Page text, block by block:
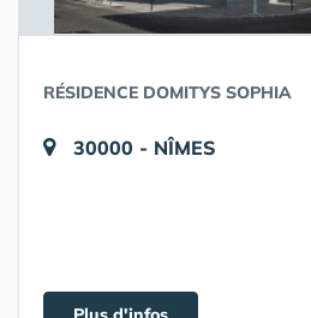
RÉSIDENCE DOMITYS SOPHIA
30000 - NÎMES